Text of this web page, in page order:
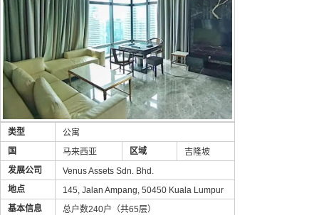
类型
公寓
国
马来西亚 区域
吉隆坡
发展公司
Venus Assets Sdn. Bhd.
地点
145, Jalan Ampang, 50450 Kuala Lumpur
基本信息
总户数240户（共65层）